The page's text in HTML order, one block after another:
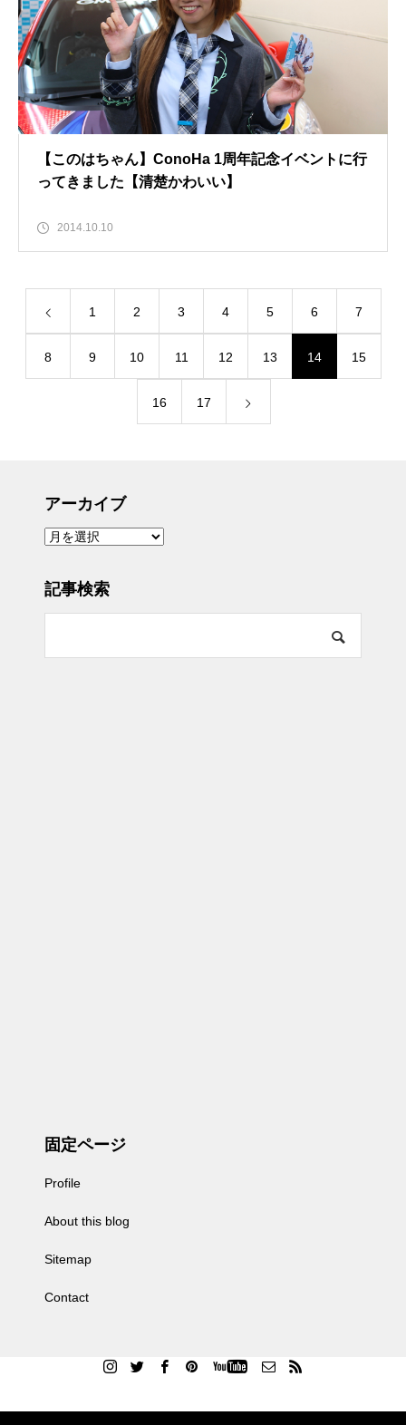
【このはちゃん】ConoHa 1周年記念イベントに行
ってきました【清楚かわいい】
2014.10.10
1 2 3 4 5 6 7
8 9 10 11 12 13 14 15
16 17
アーカイブ
ア
ー
ブ
記事検索
固定ページ
Profile
About this blog
Sitemap
Contact